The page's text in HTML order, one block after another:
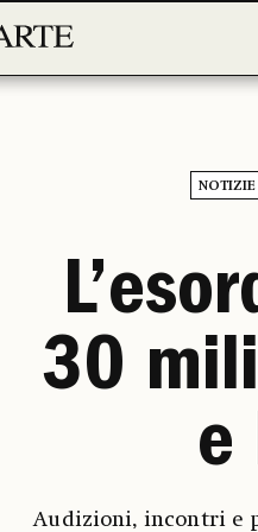
NOTIZIE
30
e
Audizioni, incontri e